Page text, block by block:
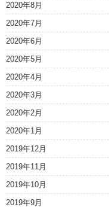
2020年8月
2020年7月
2020年6月
2020年5月
2020年4月
2020年3月
2020年2月
2020年1月
2019年12月
2019年11月
2019年10月
2019年9月